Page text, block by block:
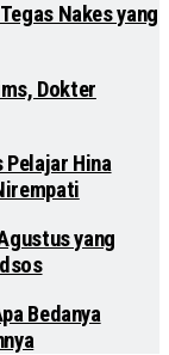
Nakes yang
Dokter
Hina
yang
Bedanya